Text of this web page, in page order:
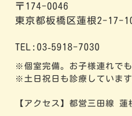
〒174-0046
東京都板橋区蓮根2-17-
TEL:03‐5918-7030
※個室完備。お子様連れでも
※土日祝日も診療しています
【アクセス】都営三田線 蓮